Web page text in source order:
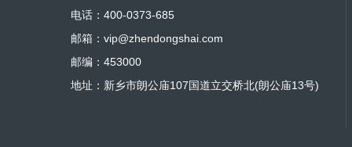
电话：400-0373-685
邮箱：vip@zhendongshai.com
邮编：453000
地址：新乡市朗公庙107国道立交桥北(朗公庙13号)